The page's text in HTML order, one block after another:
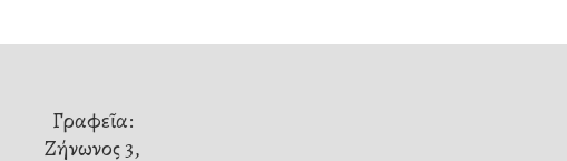
Γραφεῖα:
Ζήνωνος 3,